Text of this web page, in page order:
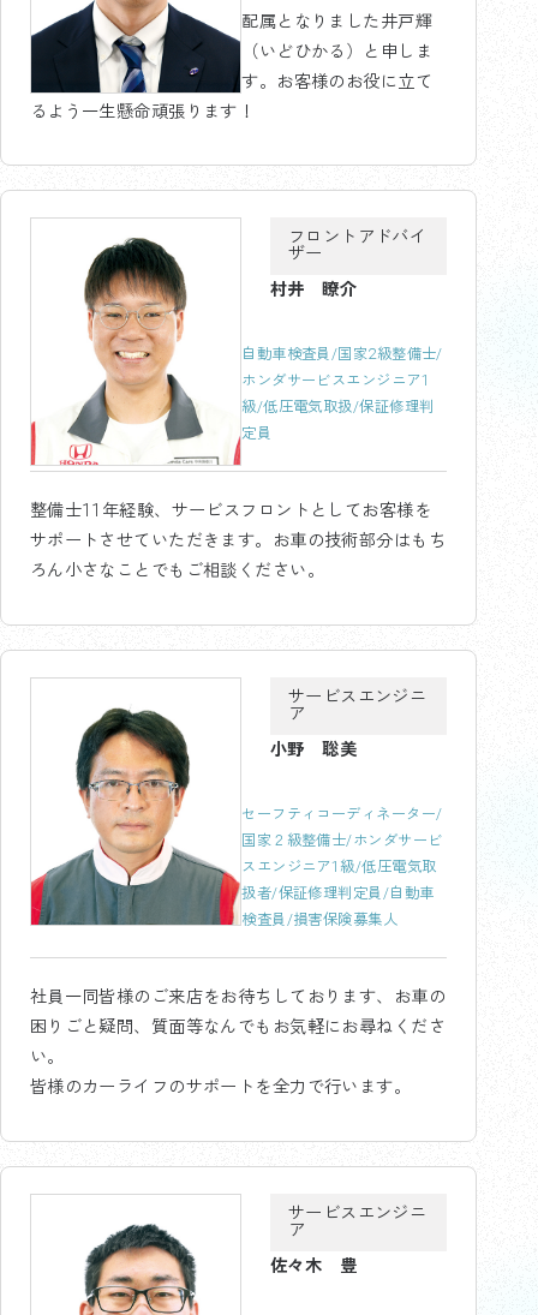
配属となりました井戸輝
（いどひかる）と申しま
す。お客様のお役に立て
るよう一生懸命頑張ります！
フロントアドバイ
ザー
村井 瞭介
自動車検査員/国家2級整備士/
ホンダサービスエンジニア1
級/低圧電気取扱/保証修理判
定員
整備士11年経験、サービスフロントとしてお客様を
サポートさせていただきます。お車の技術部分はもち
ろん小さなことでもご相談ください。
サービスエンジニ
ア
小野 聡美
セーフティコーディネーター/
国家２級整備士/ホンダサービ
スエンジニア1級/低圧電気取
扱者/保証修理判定員/自動車
検査員/損害保険募集人
社員一同皆様のご来店をお待ちしております、お車の
困りごと疑問、質面等なんでもお気軽にお尋ねくださ
い。
皆様のカーライフのサポートを全力で行います。
サービスエンジニ
ア
佐々木 豊